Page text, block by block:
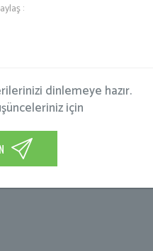
:
dinlemeye hazır.
için